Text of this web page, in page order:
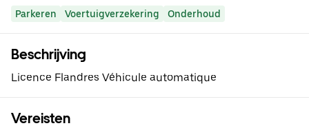
Parkeren Voertuigverzekering Onderhoud
Beschrijving
Licence Flandres Véhicule automatique
Vereisten